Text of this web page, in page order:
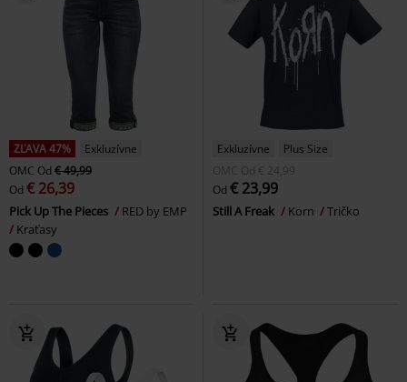
ZĽAVA 47%
Exkluzívne
OMC Od € 49,99
Od € 26,39
Pick Up The Pieces
RED by EMP
Kraťasy
Exkluzívne
Plus Size
OMC Od € 24,99
Od € 23,99
Still A Freak Korn Tričko